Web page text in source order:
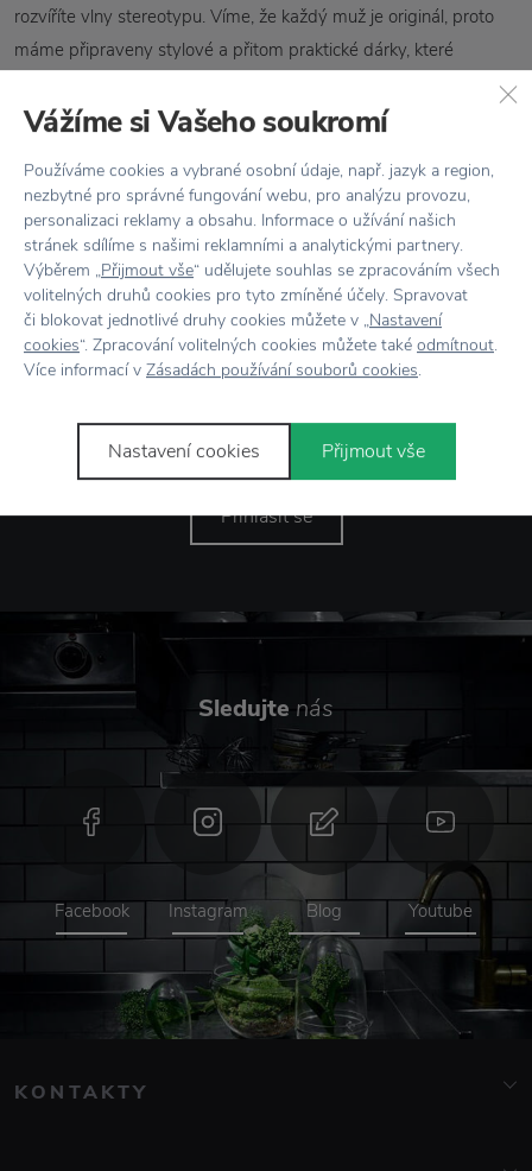
rozvíříte vlny stereotypu. Víme, že každý muž je originál, proto
máme připraveny stylové a přitom praktické dárky, které
vystihnou osobnost jak hravého, tak i vynalézavého, sečtělého či
sebevědomého mužského „já“.
Novinkye-mailem
Odesláním formuláře souhlasím se
zpracováním osobních údajů.
Přihlásit se
Sledujte nás
Facebook Instagram Blog Youtube
KONTAKTY
Vážíme si Vašeho soukromí
Používáme cookies a vybrané osobní údaje, např. jazyk a region,
nezbytné pro správné fungování webu, pro analýzu provozu,
personalizaci reklamy a obsahu. Informace o užívání našich
stránek sdílíme s našimi reklamními a analytickými partnery.
Výběrem „Přijmout vše“ udělujete souhlas se zpracováním všech
volitelných druhů cookies pro tyto zmíněné účely. Spravovat
či blokovat jednotlivé druhy cookies můžete v „Nastavení
cookies“. Zpracování volitelných cookies můžete také odmítnout.
Více informací v Zásadách používání souborů cookies.
Nastavení cookies Přijmout vše